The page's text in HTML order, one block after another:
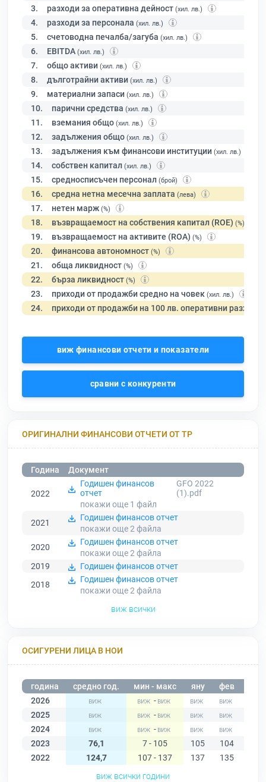
3. разходи за оперативна дейност (хил. лв.)
4. разходи за персонала (хил. лв.)
5. счетоводна печалба/загуба (хил. лв.)
6. EBITDA (хил. лв.)
7. общо активи (хил. лв.)
8. дълготрайни активи (хил. лв.)
9. материални запаси (хил. лв.)
10. парични средства (хил. лв.)
11. вземания общо (хил. лв.)
12. задължения общо (хил. лв.)
13. задължения към финансови институции (хил. лв.)
14. собствен капитал (хил. лв.)
15. средносписъчен персонал (брой)
16. средна нетна месечна заплата (лева)
17. нетен марж (%)
18. възвращаемост на собствения капитал (ROE) (%)
19. възвращаемост на активите (ROA) (%)
20. финансова автономност (%)
21. обща ликвидност (%)
22. бърза ликвидност (%)
23. приходи от продажби средно на човек (хил. лв.)
24. приходи от продажби на 100 лв. оперативни разходи
виж финансови отчети и показатели
сравни с конкуренти
ОРИГИНАЛНИ ФИНАНСОВИ ОТЧЕТИ ОТ ТР
Година Документ
2022
Годишен финансов
отчет
GFO 2022
(1).pdf
покажи още 1 файл
2021
Годишен финансов отчет
покажи още 2файла
2020
Годишен финансов отчет
покажи още 2файла
2019
Годишен финансов отчет
2018
Годишен финансов отчет
покажи още 2файла
виж всички
ОСИГУРЕНИ ЛИЦА В НОИ
година средно год. мин - макс яну фев
2026
-
2025
-
2024
-
2023
76,1 7 - 105 105 104
2022
124,7 107 - 137 137 135
виж всички години